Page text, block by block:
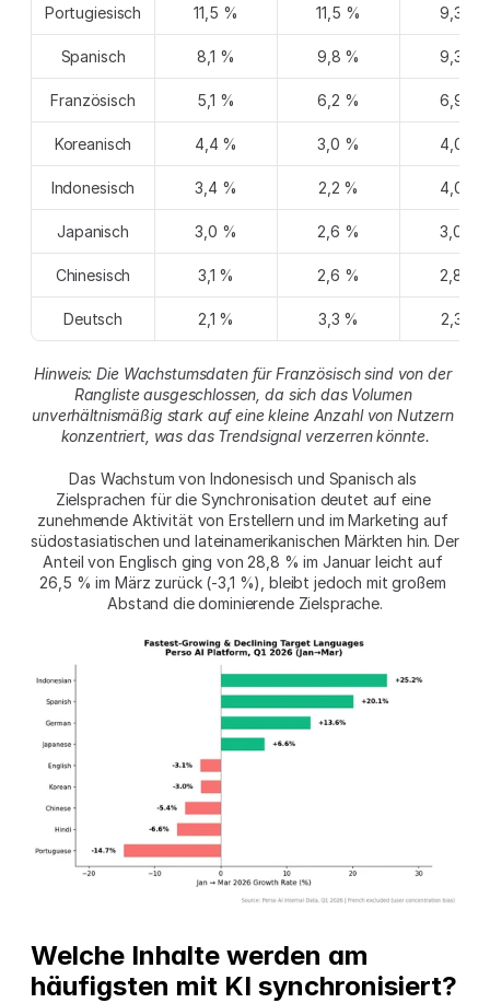
Portugiesisch 11,5 % 11,5 % 9,3 %
Spanisch 8,1 % 9,8 % 9,3 %
Französisch 5,1 % 6,2 % 6,9 %
Koreanisch 4,4 % 3,0 % 4,0 %
Indonesisch 3,4 % 2,2 % 4,0 %
Japanisch 3,0 % 2,6 % 3,0 %
Chinesisch 3,1 % 2,6 % 2,8 %
Deutsch 2,1 % 3,3 % 2,3 %
Hinweis: Die Wachstumsdaten für Französisch sind von der
Rangliste ausgeschlossen, da sich das Volumen
unverhältnismäßig stark auf eine kleine Anzahl von Nutzern
konzentriert, was das Trendsignal verzerren könnte.
Das Wachstum von Indonesisch und Spanisch als
Zielsprachen für die Synchronisation deutet auf eine
zunehmende Aktivität von Erstellern und im Marketing auf
südostasiatischen und lateinamerikanischen Märkten hin. Der
Anteil von Englisch ging von 28,8 % im Januar leicht auf
26,5 % im März zurück (-3,1 %), bleibt jedoch mit großem
Abstand die dominierende Zielsprache.
Welche Inhalte werden am
häufigsten mit KI synchronisiert?